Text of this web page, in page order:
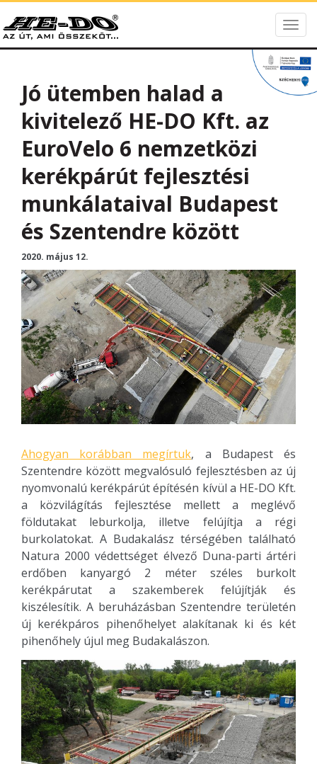
Jó ütemben halad a
kivitelező HE-DO Kft. az
EuroVelo 6 nemzetközi
kerékpárút fejlesztési
munkálataival Budapest
és Szentendre között
2020. május 12.
Ahogyan korábban megírtuk, a Budapest és
Szentendre között megvalósuló fejlesztésben az új
nyomvonalú kerékpárút építésén kívül a HE-DO Kft.
a közvilágítás fejlesztése mellett a meglévő
földutakat leburkolja, illetve felújítja a régi
burkolatokat. A Budakalász térségében található
Natura 2000 védettséget élvező Duna-parti ártéri
erdőben kanyargó 2 méter széles burkolt
kerékpárutat a szakemberek felújítják és
kiszélesítik. A beruházásban Szentendre területén
új kerékpáros pihenőhelyet alakítanak ki és két
pihenőhely újul meg Budakalászon.